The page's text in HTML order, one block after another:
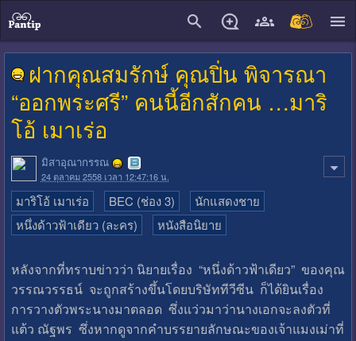
ฝากคุณสมรักษ์ คุณปิ่น พิจารณา
“ออกพระศรี” คนนี้อีกสักคน …มาริ
โอ้ เมาเร่อ
มิสาอุณากรรณ
24 ตุลาคม 2558 เวลา 12:47:16 น.
มาริโอ้ เมาเร่อ BEC (ช่อง 3)
นักแสดงชาย
หนึ่งด้าวฟ้าเดียว (ละคร)
หนังสือนิยาย
หลังจากที่ทราบข่าวว่า นิยายเรื่อง “หนึ่งด้าวฟ้าเดียว” ของคุณ
วรรณวรรธน์ จะถูกสร้างขึ้นโดยบริษัททีวีซีน ก็ได้ยินเรื่อง
การวางตัวพระนางมาตลอด ซึ่งแว่วมาว่านางเอกจะลงตัวที่
แต้ว ณัฐพร ซึ่งหากดูจากคำบรรยายลักษณะของเจ้าแมงเม่าที่
close